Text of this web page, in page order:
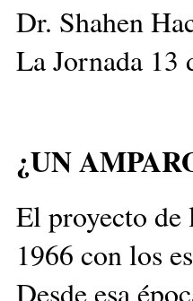
Dr. Shahen
La Jornada 13
¿UN
El proyecto de
1966 con los
Desde esa